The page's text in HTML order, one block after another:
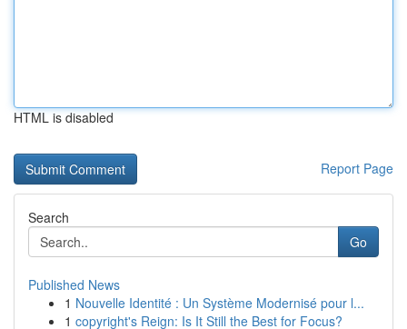
HTML is disabled
Report Page
Search
Go
Published News
1 Nouvelle Identité : Un Système Modernisé pour l...
1 copyright's Reign: Is It Still the Best for Focus?